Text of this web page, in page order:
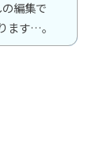
編集で
ます…。